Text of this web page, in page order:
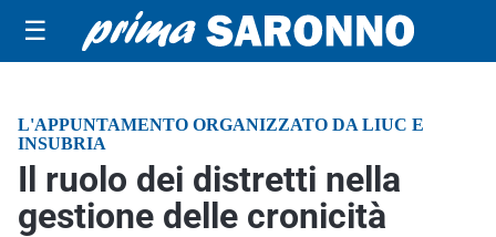
☰
L'APPUNTAMENTO ORGANIZZATO DA LIUC E
INSUBRIA
Il ruolo dei distretti nella
gestione delle cronicità